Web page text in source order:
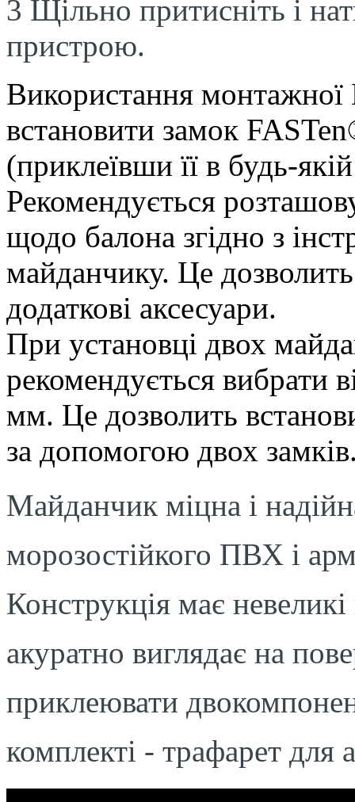
3 Щільно притисніть і
пристрою.
Використання
встановити замок
(приклеївши її в будь-
Рекомендується
щодо балона згідно з
майданчику. Це
додаткові аксесуари.
При установці двох
рекомендується вибрати
мм. Це дозволить
за допомогою двох
Майданчик міцна і
морозостійкого ПВХ і
Конструкція має
акуратно виглядає на
приклеювати
комплекті - трафарет для